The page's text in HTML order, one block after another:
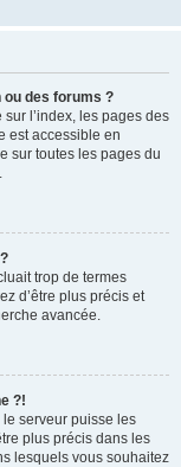
des forums ?
l’index, les pages des
est accessible en
sur toutes les pages du
trop de termes
d’être plus précis et
avancée.
?!
serveur puisse les
plus précis dans les
lesquels vous souhaitez